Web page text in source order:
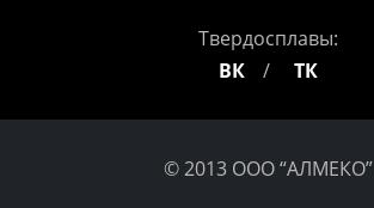
Твердосплавы:
ВК
ТК
© 2013 ООО “АЛМЕКО”